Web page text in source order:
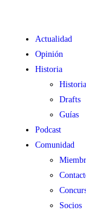
Actualidad
Opinión
Historia
Drafts
Guías
Podcast
Comunidad
Socios